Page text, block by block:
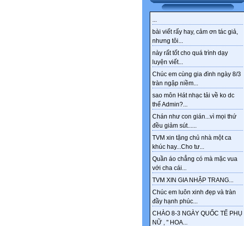
...
bài viết rấy hay, cảm ơn tác giả,
nhưng tôi...
này rất tốt cho quá trình dạy
luyện viết...
Chúc em cùng gia đình ngày 8/3
tràn ngập niềm...
sao môn Hát nhạc tải về ko dc
thế Admin?...
Chán như con gián...vì mọi thứ
đều giảm sút......
TVM xin tặng chủ nhà một ca
khúc hay...Cho tư...
Quần áo chẳng có mà mặc vua
với cha cái...
TVM XIN GIA NHẬP TRANG...
Chúc em luôn xinh đẹp và tràn
đầy hạnh phúc...
CHÀO 8-3 NGÀY QUỐC TẾ PHỤ
NỮ , " HOA...